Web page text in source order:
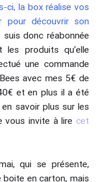
ci, la box réalise vos
pour découvrir son
suis donc réabonnée
produits qu’elle
une commande
avec mes 5€ de
et en plus il a été
savoir plus sur les
vous invite à lire cet
qui se présente,
boite en carton, mais